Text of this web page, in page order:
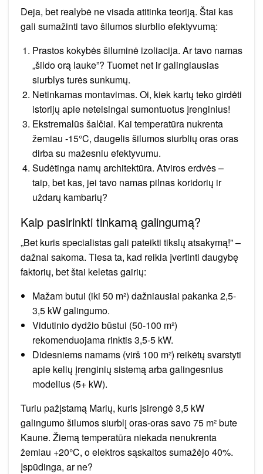
Deja, bet realybė ne visada atitinka teoriją. Štai kas
gali sumažinti tavo šilumos siurblio efektyvumą:
Prastos kokybės šiluminė izoliacija. Ar tavo namas
„šildo orą lauke”? Tuomet net ir galingiausias
siurblys turės sunkumų.
Netinkamas montavimas. Oi, kiek kartų teko girdėti
istorijų apie neteisingai sumontuotus įrenginius!
Ekstremalūs šalčiai. Kai temperatūra nukrenta
žemiau -15°C, daugelis šilumos siurblių oras oras
dirba su mažesniu efektyvumu.
Sudėtinga namų architektūra. Atviros erdvės –
taip, bet kas, jei tavo namas pilnas koridorių ir
uždarų kambarių?
Kaip pasirinkti tinkamą galingumą?
„Bet kuris specialistas gali pateikti tikslų atsakymą!” –
dažnai sakoma. Tiesa ta, kad reikia įvertinti daugybę
faktorių, bet štai keletas gairių:
Mažam butui (iki 50 m²) dažniausiai pakanka 2,5-
3,5 kW galingumo.
Vidutinio dydžio būstui (50-100 m²)
rekomenduojama rinktis 3,5-5 kW.
Didesniems namams (virš 100 m²) reikėtų svarstyti
apie kelių įrenginių sistemą arba galingesnius
modelius (5+ kW).
Turiu pažįstamą Marių, kuris įsirengė 3,5 kW
galingumo šilumos siurblį oras-oras savo 75 m² bute
Kaune. Žiemą temperatūra niekada nenukrenta
žemiau +20°C, o elektros sąskaitos sumažėjo 40%.
Įspūdinga, ar ne?